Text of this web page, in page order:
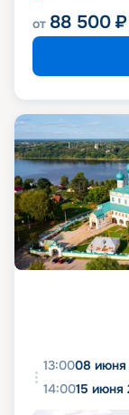
от 88 500 ₽
13:0008 июня
14:0015 июня